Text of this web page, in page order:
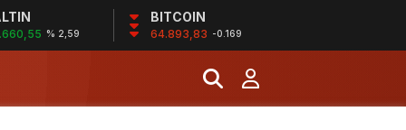
% 2,59
BITCOIN
64.893,83 -0.169
temelidir”